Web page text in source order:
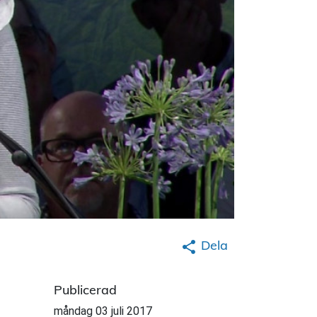
Dela
Publicerad
måndag 03 juli 2017